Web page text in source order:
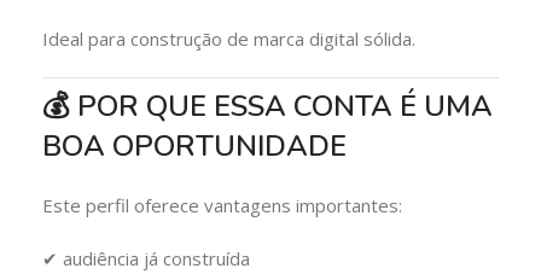
Ideal para construção de marca digital sólida.
💰 POR QUE ESSA CONTA É UMA
BOA OPORTUNIDADE
Este perfil oferece vantagens importantes:
✔ audiência já construída